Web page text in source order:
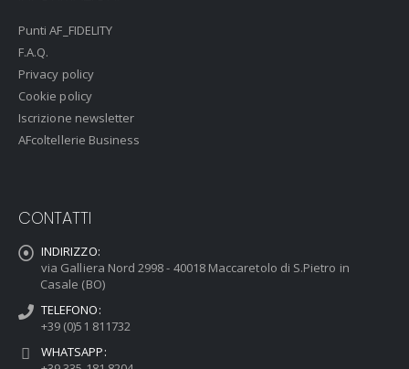
Punti AF_FIDELITY
F.A.Q.
Privacy policy
Cookie policy
Iscrizione newsletter
AFcoltellerie Business
CONTATTI
INDIRIZZO:
via Galliera Nord 2998 - 40018 Maccaretolo di S.Pietro in
Casale (BO)
TELEFONO:
+39 (0)51 811732
WHATSAPP: